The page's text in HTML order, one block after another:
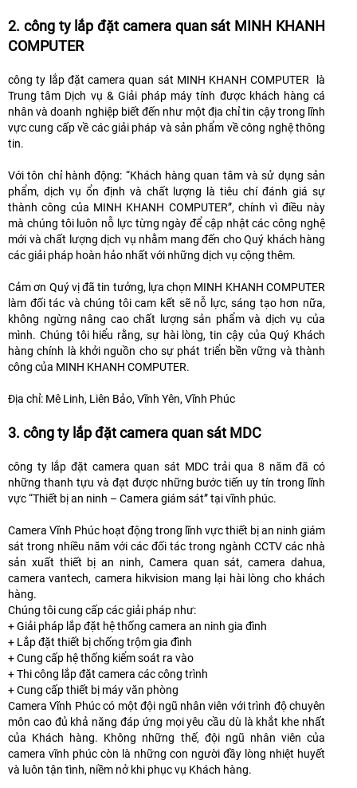
2. công ty lắp đặt camera quan sát MINH KHANH
COMPUTER
công ty lắp đặt camera quan sát MINH KHANH COMPUTER là
Trung tâm Dịch vụ & Giải pháp máy tính được khách hàng cá
nhân và doanh nghiệp biết đến như một địa chỉ tin cậy trong lĩnh
vực cung cấp về các giải pháp và sản phẩm về công nghệ thông
tin.
Với tôn chỉ hành động: “Khách hàng quan tâm và sử dụng sản
phẩm, dịch vụ ổn định và chất lượng là tiêu chí đánh giá sự
thành công của MINH KHANH COMPUTER”, chính vì điều này
mà chúng tôi luôn nỗ lực từng ngày để cập nhật các công nghệ
mới và chất lượng dịch vụ nhằm mang đến cho Quý khách hàng
các giải pháp hoàn hảo nhất với những dịch vụ cộng thêm.
Cảm ơn Quý vị đã tin tưởng, lựa chọn MINH KHANH COMPUTER
làm đối tác và chúng tôi cam kết sẽ nỗ lực, sáng tạo hơn nữa,
không ngừng nâng cao chất lượng sản phẩm và dịch vụ của
mình. Chúng tôi hiểu rằng, sự hài lòng, tin cậy của Quý Khách
hàng chính là khởi nguồn cho sự phát triển bền vững và thành
công của MINH KHANH COMPUTER.
Địa chỉ: Mê Linh, Liên Bảo, Vĩnh Yên, Vĩnh Phúc
3. công ty lắp đặt camera quan sát MDC
công ty lắp đặt camera quan sát MDC trải qua 8 năm đã có
những thanh tựu và đạt được những bước tiến uy tín trong lĩnh
vực “Thiết bị an ninh – Camera giám sát” tại vĩnh phúc.
Camera Vĩnh Phúc hoạt động trong lĩnh vực thiết bị an ninh giám
sát trong nhiều năm với các đối tác trong ngành CCTV các nhà
sản xuất thiết bị an ninh, Camera quan sát, camera dahua,
camera vantech, camera hikvision mang lại hài lòng cho khách
hàng.
Chúng tôi cung cấp các giải pháp như:
+ Giải pháp lắp đặt hệ thống camera an ninh gia đình
+ Lắp đặt thiết bị chống trộm gia đình
+ Cung cấp hệ thống kiểm soát ra vào
+ Thi công lắp đặt camera các công trình
+ Cung cấp thiết bị máy văn phòng
Camera Vĩnh Phúc có một đội ngũ nhân viên với trình độ chuyên
môn cao đủ khả năng đáp ứng mọi yêu cầu dù là khắt khe nhất
của Khách hàng. Không những thế, đội ngũ nhân viên của
camera vĩnh phúc còn là những con người đầy lòng nhiệt huyết
và luôn tận tình, niềm nở khi phục vụ Khách hàng.